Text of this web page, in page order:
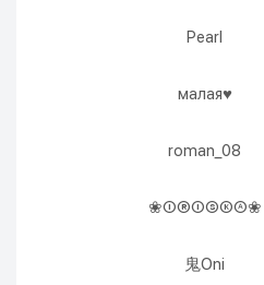
Pearl
малая♥
roman_08
❀ⒾⓇⒾⓈⓀⒶ❀
鬼Oni